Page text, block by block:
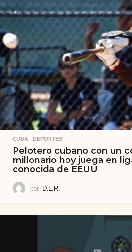
CUBA ,DEPORTES
Pelotero cubano con un
millonario hoy juega en
conocida de EEUU
por D.L.R.